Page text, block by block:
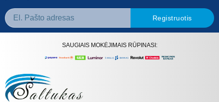
Registruotis
SAUGIAIS MOKĖJIMAIS RŪPINASI: